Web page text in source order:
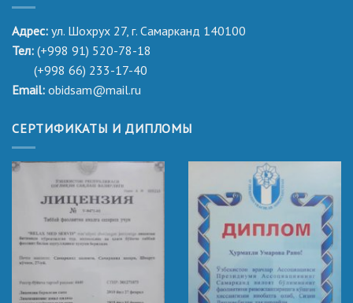
Адрес: ул. Шохрух 27, г. Самарканд 140100
Тел: (+998 91) 520-78-18
(+998 66) 233-17-40
Email: obidsam@mail.ru
СЕРТИФИКАТЫ И ДИПЛОМЫ